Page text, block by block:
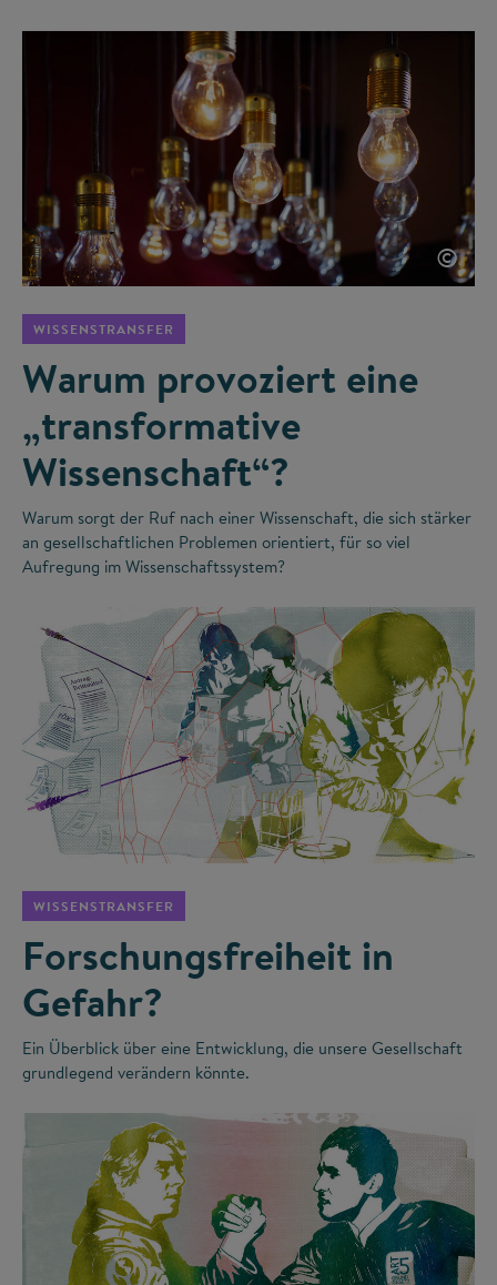
©
WISSENSTRANSFER
Warum provoziert eine
„transformative
Wissenschaft“?
Warum sorgt der Ruf nach einer Wissenschaft, die sich stärker
an gesellschaftlichen Problemen orientiert, für so viel
Aufregung im Wissenschaftssystem?
©
WISSENSTRANSFER
Forschungsfreiheit in
Gefahr?
Ein Überblick über eine Entwicklung, die unsere Gesellschaft
grundlegend verändern könnte.